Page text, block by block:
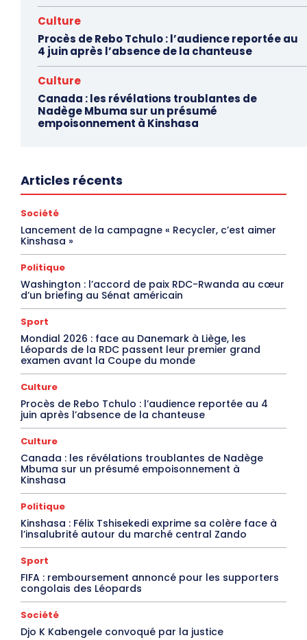
Culture
Procès de Rebo Tchulo : l’audience reportée au
4 juin après l’absence de la chanteuse
Culture
Canada : les révélations troublantes de
Nadège Mbuma sur un présumé
empoisonnement à Kinshasa
Articles récents
Société
Lancement de la campagne « Recycler, c’est aimer
Kinshasa »
Politique
Washington : l’accord de paix RDC-Rwanda au cœur
d’un briefing au Sénat américain
Sport
Mondial 2026 : face au Danemark à Liège, les
Léopards de la RDC passent leur premier grand
examen avant la Coupe du monde
Culture
Procès de Rebo Tchulo : l’audience reportée au 4
juin après l’absence de la chanteuse
Culture
Canada : les révélations troublantes de Nadège
Mbuma sur un présumé empoisonnement à
Kinshasa
Politique
Kinshasa : Félix Tshisekedi exprime sa colère face à
l’insalubrité autour du marché central Zando
Sport
FIFA : remboursement annoncé pour les supporters
congolais des Léopards
Société
Djo K Kabengele convoqué par la justice